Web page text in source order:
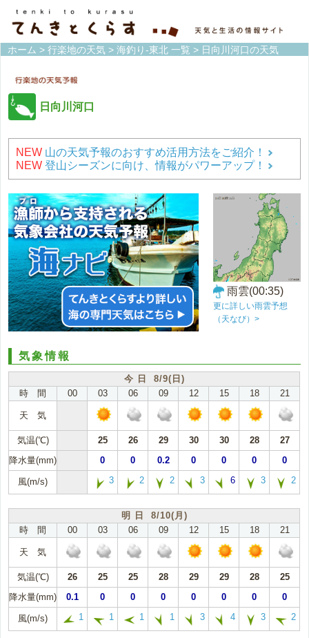
ホーム > 行楽地の天気 > 海釣り-東北 一覧 > 日向川河口の天気
日向川河口
NEW 山の天気予報のおすすめ活用方法をご紹介！
NEW 登山シーズンに向け、情報がパワーアップ！
雨雲(00:35)
更に詳しい雨雲予想
（天なび）>
気象情報
今 日 8/9(日)
時 間
00 03 06 09 12 15 18 21
天 気
気温(℃) 25 26 29 30 30 28
27
降水量(mm)
0 0 0.2 0 0 0 0
風(m/s) 3 2 2 3 6 3 2
明 日 8/10(月)
時 間
00 03 06 09 12 15 18 21
天 気
気温(℃) 26 25 25 28 29 29 28
25
降水量(mm)
0.1 0 0 0 0 0 0 0
風(m/s) 1 1 1 1 3 4 3 2